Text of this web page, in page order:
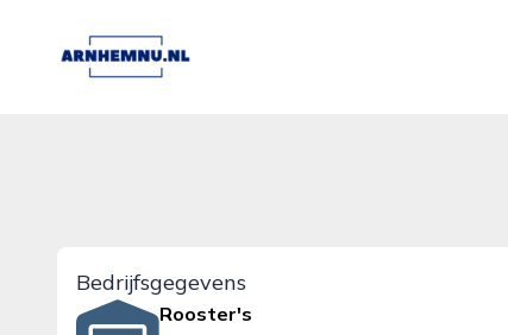
arnhemnu.nl
Bedrijfsgegevens
Rooster's